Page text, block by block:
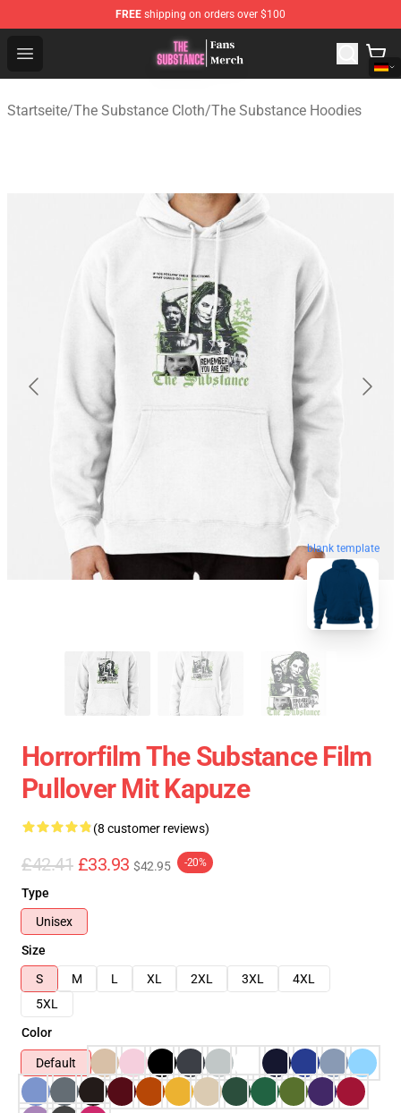
FREE shipping on orders over $100
Open menu
The Substance Shop - Official The Substance
Startseite/The Substance Cloth/The Substance Hoodies
blank template
Horrorfilm The Substance Film
Pullover Mit Kapuze
(8 customer reviews)
£42.41 £33.93 $42.95 -20%
Type
Unisex
Size
S
M L XL 2XL 3XL
4XL
5XL
Color
Default